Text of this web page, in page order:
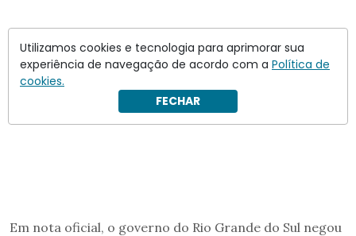
Em nota oficial, o governo do Rio Grande do Sul negou
Utilizamos cookies e tecnologia para aprimorar sua
experiência de navegação de acordo com a Política de
cookies.
FECHAR